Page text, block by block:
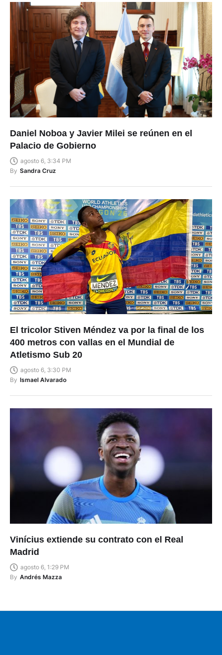
Daniel Noboa y Javier Milei se reúnen en el
Palacio de Gobierno
agosto 6, 3:34 PM
By Sandra Cruz
El tricolor Stiven Méndez va por la final de los
400 metros con vallas en el Mundial de
Atletismo Sub 20
agosto 6, 3:30 PM
By Ismael Alvarado
Vinícius extiende su contrato con el Real
Madrid
agosto 6, 1:29 PM
By Andrés Mazza